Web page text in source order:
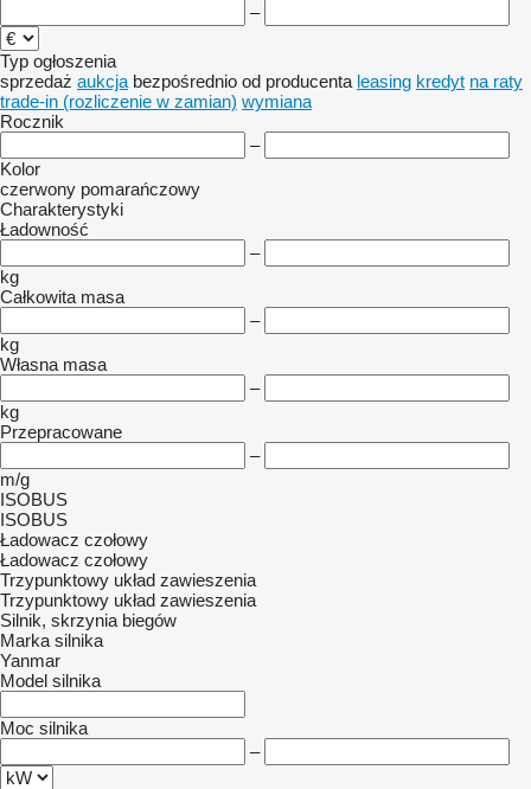
–
Typ ogłoszenia
sprzedaż aukcja bezpośrednio od producenta leasing kredyt na raty
trade-in (rozliczenie w zamian) wymiana
Rocznik
–
Kolor
czerwony pomarańczowy
Charakterystyki
Ładowność
–
kg
Całkowita masa
–
kg
Własna masa
–
kg
Przepracowane
–
m/g
ISOBUS
ISOBUS
Ładowacz czołowy
Ładowacz czołowy
Trzypunktowy układ zawieszenia
Trzypunktowy układ zawieszenia
Silnik, skrzynia biegów
Marka silnika
Yanmar
Model silnika
Moc silnika
–